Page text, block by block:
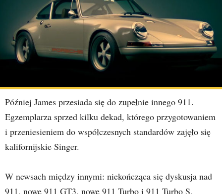
Później James przesiada się do zupełnie innego 911.
Egzemplarza sprzed kilku dekad, którego przygotowaniem
i przeniesieniem do współczesnych standardów zajęło się
kalifornijskie Singer.
W newsach między innymi: niekończąca się dyskusja nad
911, nowe 911 GT3, nowe 911 Turbo i 911 Turbo S,